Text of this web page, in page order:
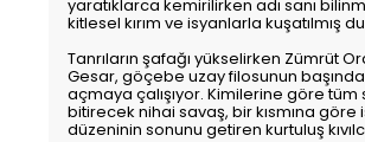
yaratıklarca kemirilirken adı sanı
kitlesel kırım ve isyanlarla kuşatılmış
Tanrıların şafağı yükselirken Zümrüt
Gesar, göçebe uzay filosunun
açmaya çalışıyor. Kimilerine göre tüm
bitirecek nihai savaş, bir kısmına göre
düzeninin sonunu getiren kurtuluş